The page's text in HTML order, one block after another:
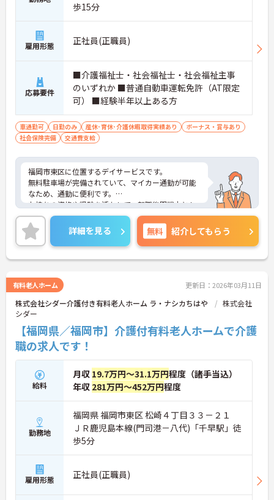
歩15分
雇用形態 正社員(正職員)
応募要件
■介護福祉士・社会福祉士・社会福祉主事
のいずれか ■普通自動車運転免許（AT限定
可） ■経験半年以上ある方
車通勤可 日勤のみ 産休･育休･介護休暇取得実績あり
ボーナス・賞与あり
社会保険完備
交通費支給
福岡市東区に位置するデイサービスです。
無料駐車場が完備されていて、マイカー通勤が可能
なため、通勤に便利です。
お持ちの資格や経験を活かして、転職後即戦力とし
て活躍できる環境があります。
ご興味をお持ちの方はお気軽にお問い合わせくださ
い。
詳細を見る 無料 紹介してもらう
有料老人ホーム 更新日：2026年03月11日
株式会社シダー介護付き有料老人ホーム ラ・ナシカちはや
株式会社
シダー
【福岡県／福岡市】介護付有料老人ホームで介護
職の求人です！
給料
月収 19.7万円～31.1万円程度（諸手当込）
年収 281万円～452万円程度
勤務地
福岡県 福岡市東区 松崎４丁目３３－２１
ＪＲ鹿児島本線(門司港－八代)「千早駅」徒
歩5分
雇用形態 正社員(正職員)